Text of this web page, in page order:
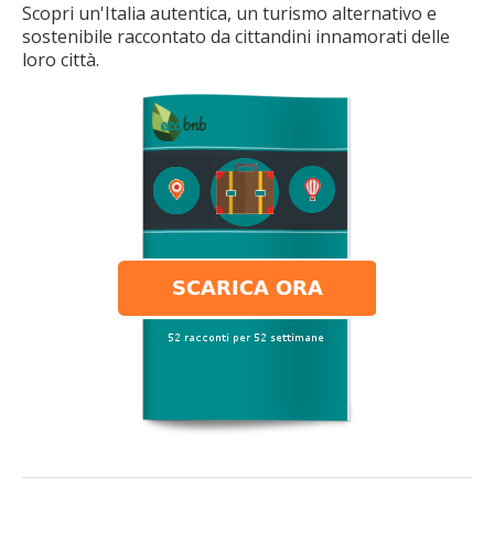
Scopri un'Italia autentica, un turismo alternativo e
sostenibile raccontato da cittandini innamorati delle
loro città.